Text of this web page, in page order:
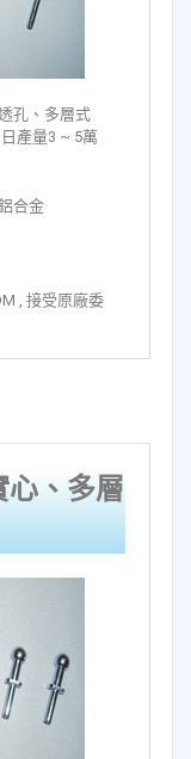
孔、多層式
產量3 ~ 5萬
合金
, 接受原廠委
心、多層